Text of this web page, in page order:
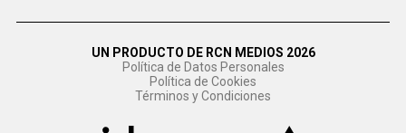
UN PRODUCTO DE RCN MEDIOS 2026
Política de Datos Personales
Política de Cookies
Términos y Condiciones